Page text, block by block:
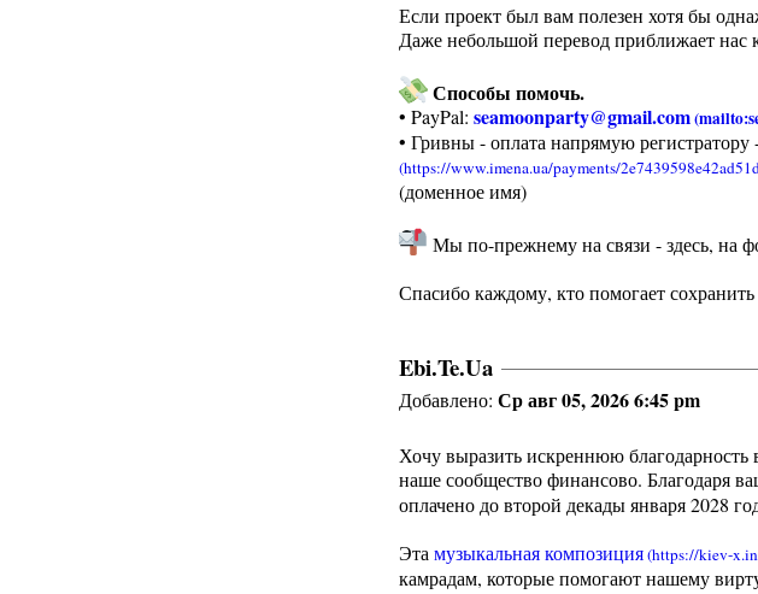
Если проект был вам полезен хотя бы
Даже небольшой перевод приближает нас
Способы помочь.
• PayPal:seamoonparty@gmail.com
• Гривны - оплата напрямую
(доменное имя)
Мы по-прежнему на связи - здесь, на
Спасибо каждому, кто помогает сохранить
Ebi.Te.Ua
Добавлено:Ср авг 05, 2026 6:45 pm
Хочу выразить искреннюю
наше сообщество финансово. Благодаря
оплачено до второй декады января 2028
Этамузыкальная композиция
камрадам, которые помогают нашему